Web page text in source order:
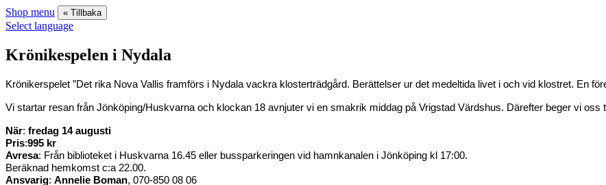
Shop menu « Tillbaka
Select language
Krönikespelen i Nydala
Krönikerspelet ”Det rika Nova Vallis framförs i Nydala vackra klosterträdgård. Berättelser ur det medeltida livet i och vid klostret. En
Vi startar resan från Jönköping/Huskvarna och klockan 18 avnjuter vi en smakrik middag på Vrigstad Värdshus. Därefter beger vi oss
När: fredag 14 augusti
Pris:995 kr
Avresa: Från biblioteket i Huskvarna 16.45 eller bussparkeringen vid hamnkanalen i Jönköping kl 17:00.
Beräknad hemkomst c:a 22.00.
Ansvarig: Annelie Boman, 070-850 08 06